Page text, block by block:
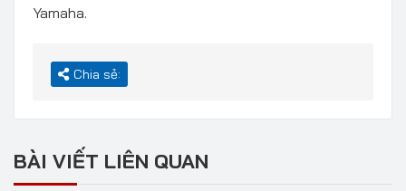
Yamaha.
Chia sẻ:
BÀI VIẾT LIÊN QUAN